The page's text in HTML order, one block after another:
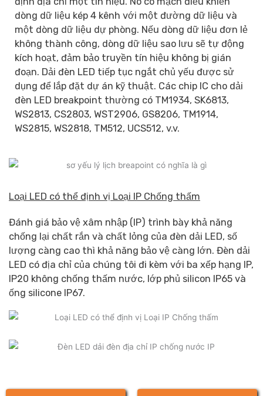
dòng dữ liệu kép 4 kênh với một đường dữ liệu và
một dòng dữ liệu dự phòng. Nếu dòng dữ liệu đơn lẻ
không thành công, dòng dữ liệu sao lưu sẽ tự động
kích hoạt, đảm bảo truyền tín hiệu không bị gián
đoạn. Dải đèn LED tiếp tục ngắt chủ yếu được sử
dụng để lắp đặt dự án kỹ thuật. Các chip IC cho dải
đèn LED breakpoint thường có TM1934, SK6813,
WS2813, CS2803, WST2906, GS8206, TM1914,
WS2815, WS2818, TM512, UCS512, v.v.
Loại LED có thể định vị Loại IP Chống thấm
Đánh giá bảo vệ xâm nhập (IP) trình bày khả năng
chống lại chất rắn và chất lỏng của đèn dải LED, số
lượng càng cao thì khả năng bảo vệ càng lớn. Đèn dải
LED có địa chỉ của chúng tôi đi kèm với ba xếp hạng IP,
IP20 không chống thấm nước, lớp phủ silicon IP65 và
ống silicone IP67.